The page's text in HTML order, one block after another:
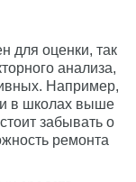
для оценки, так
анализа,
Например,
в школах выше
забывать о
ремонта